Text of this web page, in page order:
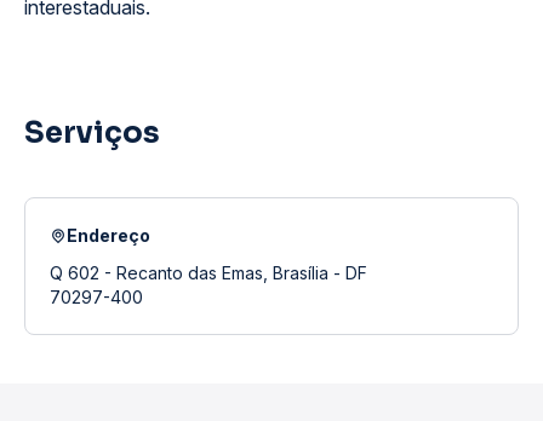
interestaduais.
Serviços
Endereço
Q 602 - Recanto das Emas, Brasília - DF
70297-400